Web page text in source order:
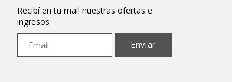
Recibí en tu mail nuestras ofertas e
ingresos